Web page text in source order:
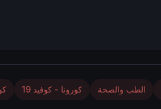
الطب والصحة كورونا - كوفيد 19